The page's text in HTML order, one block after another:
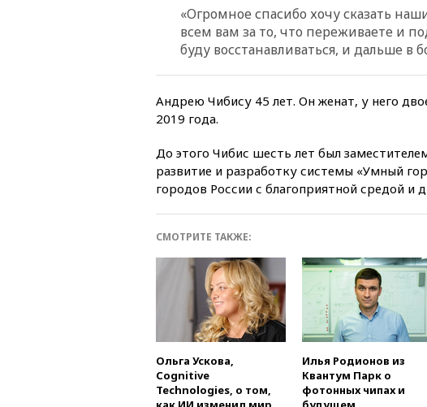
«Огромное спасибо хочу сказать
всем вам за то, что переживаете и
буду восстанавливаться, и дальше в
Андрею Чибису 45 лет. Он женат, у него
2019 года.
До этого Чибис шесть лет был
развитие и разработку системы «Умный
городов России с благоприятной средой
СМОТРИТЕ ТАКЖЕ:
Ольга Ускова,
Cognitive
Technologies, о том,
Илья Родионов из
Квантум Парк о
фотонных чипах и